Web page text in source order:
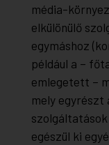
média-
elkülönülő
egymáshoz
például a –
emlegetett –
mely egyrészt
egészül ki